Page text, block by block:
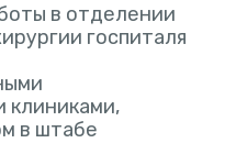
в отделении
госпиталя
клиниками,
в штабе